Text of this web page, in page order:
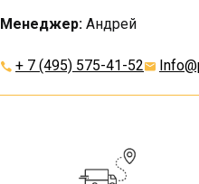
Менеджер: Андрей
+ 7 (495) 575-41-52